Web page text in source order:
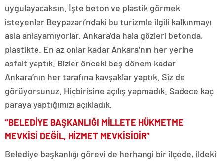
uygulayacaksın. İşte beton ve plastik görmek
isteyenler Beypazarı’ndaki bu turizmle ilgili kalkınmayı
asla anlayamıyorlar. Ankara’da hala gözleri betonda,
plastikte. En az onlar kadar Ankara’nın her yerine
asfalt yaptık. Bizler önceki beş dönem kadar
Ankara’nın her tarafına kavşaklar yaptık. Siz de
görüyorsunuz. Hiçbirisine açılış yapmadık. Sadece kaç
paraya yaptığımızı açıkladık.
“BELEDİYE BAŞKANLIĞI MİLLETE HÜKMETME
MEVKİSİ DEĞİL, HİZMET MEVKİSİDİR”
Belediye başkanlığı görevi de herhangi bir ilçede, ildeki